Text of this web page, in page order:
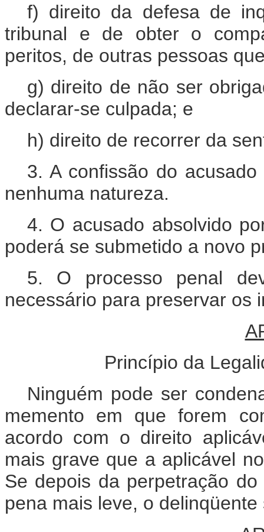
f) direito da defesa de
tribunal e de obter o
peritos, de outras pessoas
g) direito de não ser
declarar-se culpada; e
h) direito de recorrer da
3. A confissão do
nenhuma natureza.
4. O acusado absolvido
poderá se submetido a novo
5. O processo penal
necessário para preservar os
Princípio da
Ninguém pode ser
memento em que forem
acordo com o direito
mais grave que a aplicável
Se depois da perpetração
pena mais leve, o